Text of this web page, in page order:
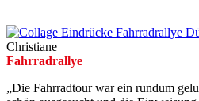
Christiane
Fahrradrallye
„Die Fahrradtour war ein rundum